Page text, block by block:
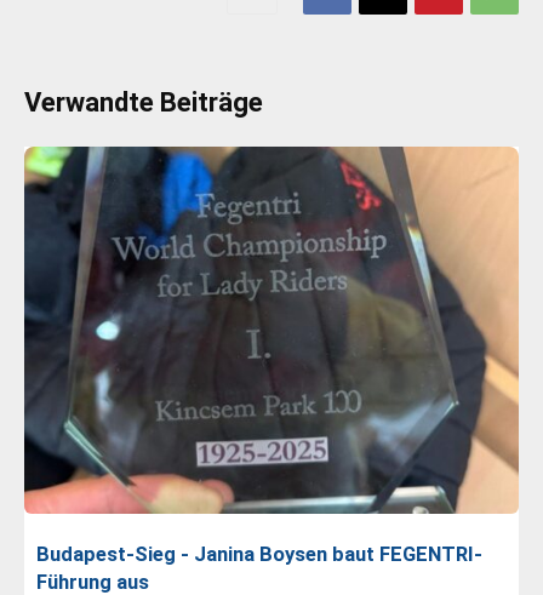
Verwandte Beiträge
Budapest-Sieg - Janina Boysen baut FEGENTRI-
Führung aus